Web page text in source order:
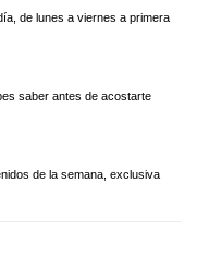
de lunes a viernes a primera
saber antes de acostarte
de la semana, exclusiva